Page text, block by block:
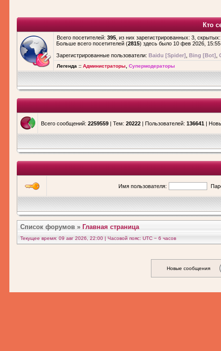
Кто
Всего посетителей: 395 , из них зарегистрированных: 3,
Больше всего посетителей (2815) здесь было 10 фев 2026, 15:55
Зарегистрированные пользователи: Baidu [Spider] Bing [Bot]
Легенда :: Администраторы Супермодераторы
Всего сообщений: 2259559 | Тем: 20222 | Пользователей: 136641 |
Имя пользователя:
Список форумов » Главная страница
Текущее время: 09 авг 2026, 22:00 | Часовой пояс: UTC − 6 часов
Новые сообщения